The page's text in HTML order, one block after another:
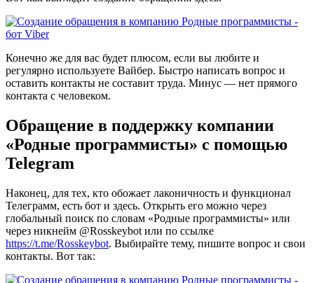
Конечно же для вас будет плюсом, если вы любите и
регулярно используете Вайбер. Быстро написать вопрос и
оставить контакты не составит труда. Минус — нет прямого
контакта с человеком.
Обращение в поддержку компании
«Родные программисты» с помощью
Telegram
Наконец, для тех, кто обожает лаконичность и функционал
Телеграмм, есть бот и здесь. Открыть его можно через
глобальный поиск по словам «Родные программисты» или
через никнейм @Rosskeybot или по ссылке
https://t.me/Rosskeybot. Выбирайте тему, пишите вопрос и свои
контакты. Вот так: